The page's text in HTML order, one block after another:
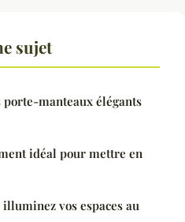
sujet
manteaux élégants
idéal pour mettre en
vos espaces au